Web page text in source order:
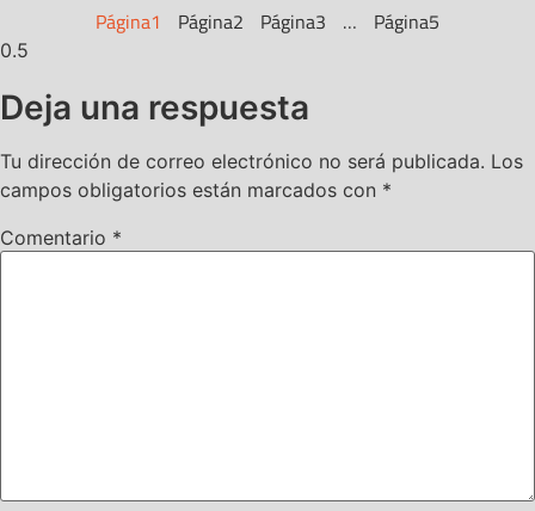
Página1 Página2 Página3 … Página5
Deja una respuesta
Tu dirección de correo electrónico no será publicada. Los
campos obligatorios están marcados con *
Comentario *